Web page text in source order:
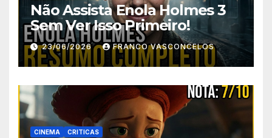
Não Assista Enola Holmes 3
Sem Ver Isso Primeiro!
23/06/2026 FRANCO VASCONCELOS
CINEMA CRITICAS